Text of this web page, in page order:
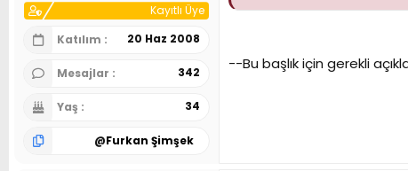
Kayıtlı Üye
Katılım
20 Haz 2008
Mesajlar 342
Yaş 34
@Furkan Şimşek
--Bu başlık için gerekli